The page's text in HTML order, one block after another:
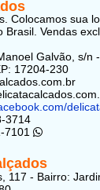
Colocamos sua
Brasil. Vendas
Galvão, s/n
17204-230
3714
7101
117 - Bairro: